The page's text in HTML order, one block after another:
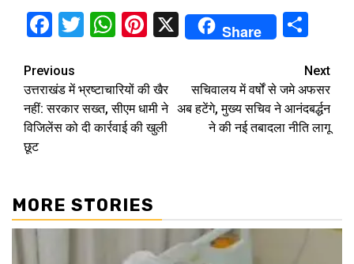
Facebook
Twitter
WhatsApp
Pinterest
X Share
Continue
Reading
Previous
उत्तराखंड में भ्रष्टाचारियों की खैर
नहीं: सरकार सख्त, सीएम धामी ने
विजिलेंस को दी कार्रवाई की खुली
छूट
Next
सचिवालय में वर्षों से जमे अफसर
अब हटेंगे, मुख्य सचिव ने आनंदबर्द्धन
ने की नई तबादला नीति लागू
MORE STORIES